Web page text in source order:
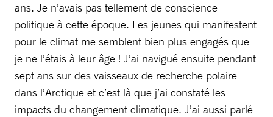
ans. Je n’avais pas tellement de conscience
politique à cette époque. Les jeunes qui manifestent
pour le climat me semblent bien plus engagés que
je ne l’étais à leur âge ! J’ai navigué ensuite pendant
sept ans sur des vaisseaux de recherche polaire
dans l’Arctique et c’est là que j’ai constaté les
impacts du changement climatique. J’ai aussi parlé